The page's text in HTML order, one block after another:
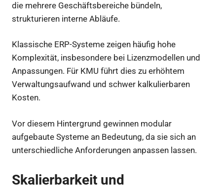
die mehrere Geschäftsbereiche bündeln,
strukturieren interne Abläufe.
Klassische ERP-Systeme zeigen häufig hohe
Komplexität, insbesondere bei Lizenzmodellen und
Anpassungen. Für KMU führt dies zu erhöhtem
Verwaltungsaufwand und schwer kalkulierbaren
Kosten.
Vor diesem Hintergrund gewinnen modular
aufgebaute Systeme an Bedeutung, da sie sich an
unterschiedliche Anforderungen anpassen lassen.
Skalierbarkeit und